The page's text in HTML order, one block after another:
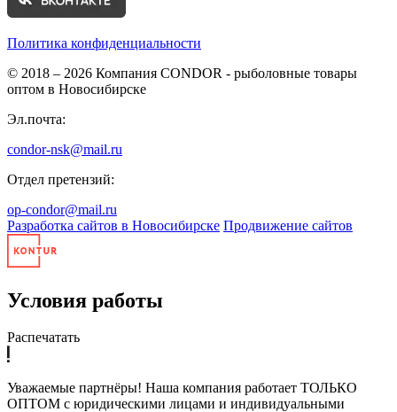
Политика конфиденциальности
© 2018 – 2026 Компания CONDOR - рыболовные товары
оптом в Новосибирске
Эл.почта:
condor-nsk@mail.ru
Отдел претензий:
op-condor@mail.ru
Разработка сайтов в Новосибирске Продвижение сайтов
Условия работы
Распечатать
Уважаемые партнёры! Наша компания работает ТОЛЬКО
ОПТОМ с юридическими лицами и индивидуальными